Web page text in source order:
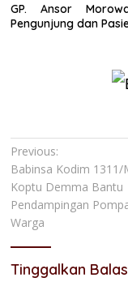
GP. Ansor
Pengunjung dan
Navigasi
pos
Previous:
Babinsa Kodim 1311/
Koptu Demma Bantu
Pendampingan
Warga
Tinggalkan